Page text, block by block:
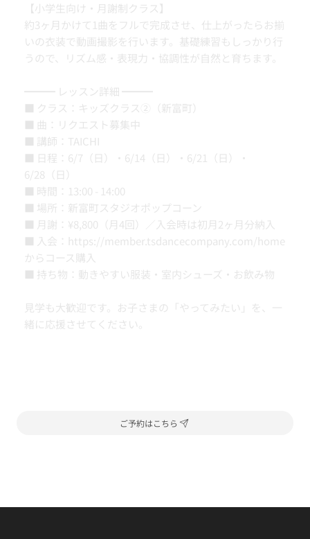
【小学生向け・月謝制クラス】
約3ヶ月かけて1曲をフルで完成させ、仕上がったらお揃
いの衣装で動画撮影を行います。基礎練習もしっかり行
うので、リズム感・表現力・協調性が自然と育ちます。
━━━ レッスン詳細 ━━━
■ クラス：キッズクラス②（新富町）
■ 曲：リクエスト募集中
■ 講師：TAICHI
■ 日程：6/7（日）・6/14（日）・6/21（日）・
6/28（日）
■ 時間：13:00 - 14:00
■ 場所：新富町スタジオポップコーン
■ 月謝：¥8,800（月4回）／入会時は初月2ヶ月分納入
■ 入会： https://member.tsdancecompany.com/home
からコース購入
■ 持ち物：動きやすい服装・室内シューズ・お飲み物
見学も大歓迎です。お子さまの「やってみたい」を、一
緒に応援させてください。
ご予約はこちら